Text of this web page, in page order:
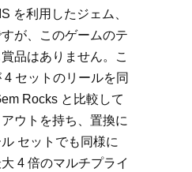
を利用したジェム、
が、このゲームのテ
品はありません。こ
セットのリールを同
Rocks と比較して
ウトを持ち、置換に
セットでも同様に
4 倍のマルチプライ